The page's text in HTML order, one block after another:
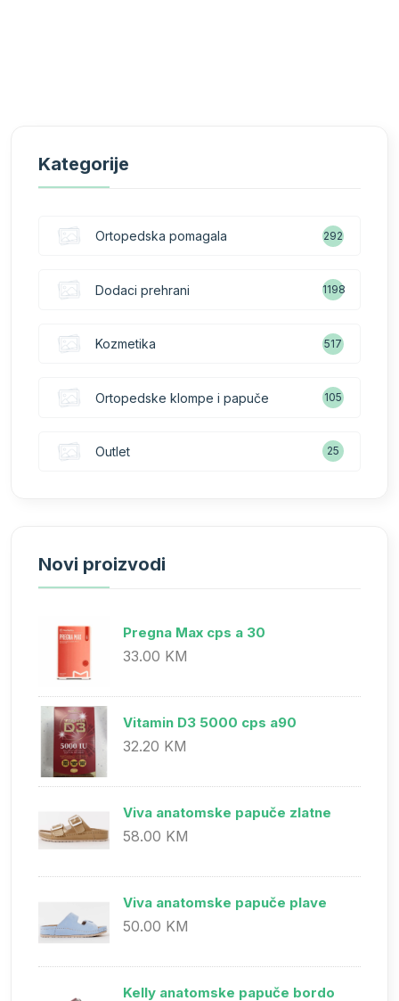
Kategorije
Ortopedska pomagala 292
Dodaci prehrani 1198
Kozmetika 517
Ortopedske klompe i papuče 105
Outlet 25
Novi proizvodi
Pregna Max cps a 30
33.00 KM
Vitamin D3 5000 cps a90
32.20 KM
Viva anatomske papuče zlatne
58.00 KM
Viva anatomske papuče plave
50.00 KM
Kelly anatomske papuče bordo